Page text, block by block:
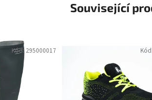
Související
Kód:295000017